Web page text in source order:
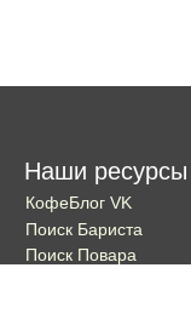
Наши ресурсы
КофеБлог VK
Поиск Бариста
Поиск Повара